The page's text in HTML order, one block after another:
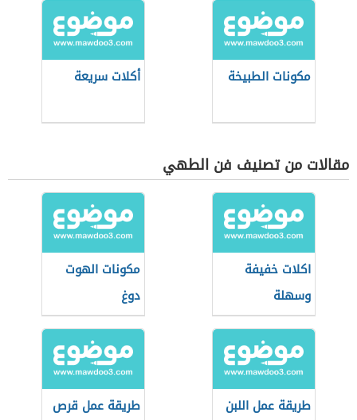
مكونات الطبيخة أكلات سريعة
مقالات من تصنيف فن الطهي
اكلات خفيفة
وسهلة
مكونات الهوت
دوغ
طريقة عمل اللبن
طريقة عمل قرص